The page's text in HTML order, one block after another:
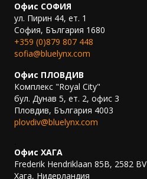
Офис СОФИЯ
ул. Пирин 44, ет. 1
София, България 1680
+359 (0)879 807 448
sofia@bluelynx.com
Офис ПЛОВДИВ
Комплекс "Royal City"
бул. Дунав 5, ет. 2, офис 3
Пловдив, България 4003
plovdiv@bluelynx.com
Офис ХАГА
Frederik Hendriklaan 85B, 2582 BV
Хага, Нидерландия